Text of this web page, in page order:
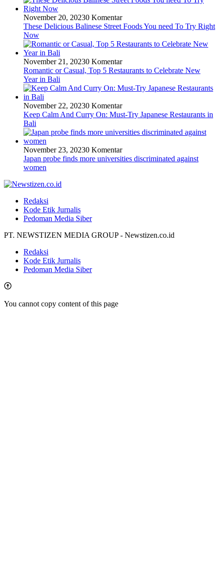
November 20, 20230 Komentar
These Delicious Balinese Street Foods You need To Try Right
Now
November 21, 20230 Komentar
Romantic or Casual, Top 5 Restaurants to Celebrate New
Year in Bali
November 22, 20230 Komentar
Keep Calm And Curry On: Must-Try Japanese Restaurants in
Bali
November 23, 20230 Komentar
Japan probe finds more universities discriminated against
women
Redaksi
Kode Etik Jurnalis
Pedoman Media Siber
PT. NEWSTIZEN MEDIA GROUP - Newstizen.co.id
Redaksi
Kode Etik Jurnalis
Pedoman Media Siber
You cannot copy content of this page